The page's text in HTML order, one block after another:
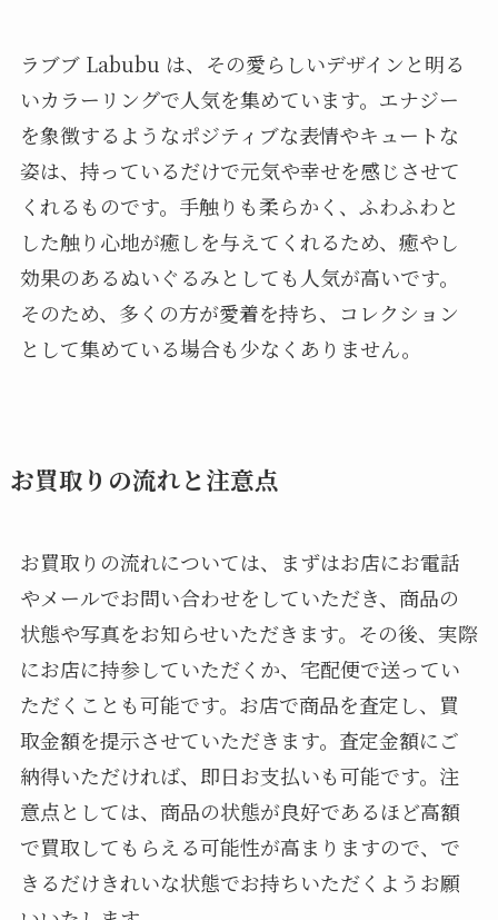
ラブブ Labubu は、その愛らしいデザインと明る
いカラーリングで人気を集めています。エナジー
を象徴するようなポジティブな表情やキュートな
姿は、持っているだけで元気や幸せを感じさせて
くれるものです。手触りも柔らかく、ふわふわと
した触り心地が癒しを与えてくれるため、癒やし
効果のあるぬいぐるみとしても人気が高いです。
そのため、多くの方が愛着を持ち、コレクション
として集めている場合も少なくありません。
お買取りの流れと注意点
お買取りの流れについては、まずはお店にお電話
やメールでお問い合わせをしていただき、商品の
状態や写真をお知らせいただきます。その後、実際
にお店に持参していただくか、宅配便で送ってい
ただくことも可能です。お店で商品を査定し、買
取金額を提示させていただきます。査定金額にご
納得いただければ、即日お支払いも可能です。注
意点としては、商品の状態が良好であるほど高額
で買取してもらえる可能性が高まりますので、で
きるだけきれいな状態でお持ちいただくようお願